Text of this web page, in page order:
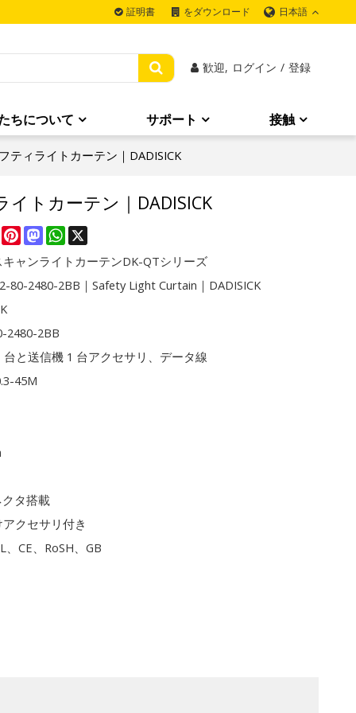
証明書 をダウンロード 日本語
歓迎, ログイン / 登録
ちについて サポート 接触
ティライトカーテン｜DADISICK
イトカーテン｜DADISICK
Facebook
PinterestMastodonWhatsApp
キャンライトカーテンDK-QTシリーズ
80-2480-2BB｜Safety Light Curtain｜DADISICK
2480-2BB
台と送信機 1 台アクセサリ、データ線
45M
タ搭載
クセサリ付き
、CE、RoSH、GB